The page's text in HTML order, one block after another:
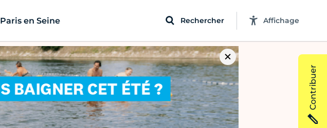
Paris en Seine Rechercher Affichage
Contribuer